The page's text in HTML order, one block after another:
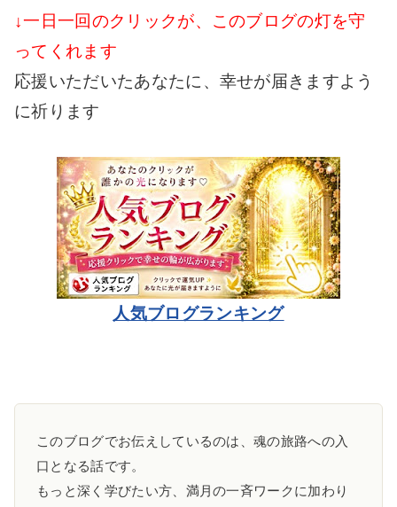
↓一日一回のクリックが、このブログの灯を守
ってくれます
応援いただいたあなたに、幸せが届きますよう
に祈ります
人気ブログランキング
このブログでお伝えしているのは、魂の旅路への入
口となる話です。
もっと深く学びたい方、満月の一斉ワークに加わり